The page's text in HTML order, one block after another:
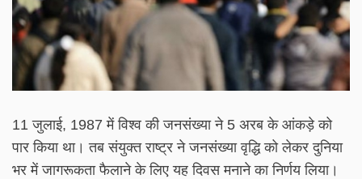
11 जुलाई, 1987 में विश्व की जनसंख्या ने 5 अरब के आंकड़े को
पार किया था। तब संयुक्त राष्ट्र ने जनसंख्या वृद्धि को लेकर दुनिया
भर में जागरूकता फैलाने के लिए यह दिवस मनाने का निर्णय लिया।